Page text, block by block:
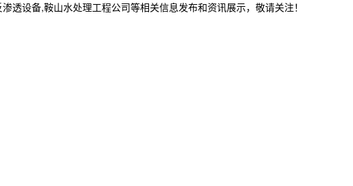
透设备,鞍山水处理工程公司等相关信息发布和资讯展示，敬请关注！